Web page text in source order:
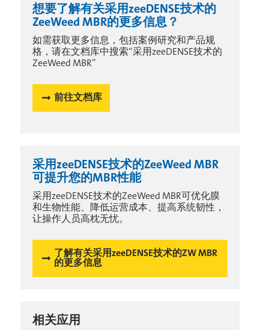
想要了解有关采用zeeDENSE技术的
ZeeWeed MBR的更多信息？
如需获取更多信息，包括案例研究和产品规
格，请在文档库中搜索“采用zeeDENSE技术的
ZeeWeed MBR”
前往文档库
采用zeeDENSE技术的ZeeWeed MBR
可提升您的MBR性能
采用zeeDENSE技术的ZeeWeed MBR可优化膜
和生物性能、降低运营成本、提高系统韧性，
让操作人员高枕无忧。
了解有关采用zeeDENSE技术的ZW MBR
的更多信息
相关应用